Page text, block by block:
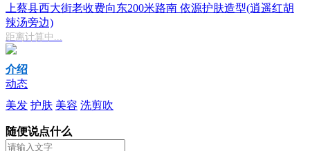
上蔡县西大街老收费向东200米路南 依源护肤造型(逍遥红胡
辣汤旁边)
距离计算中...
介绍
动态
美发 护肤 美容 洗剪吹
随便说点什么